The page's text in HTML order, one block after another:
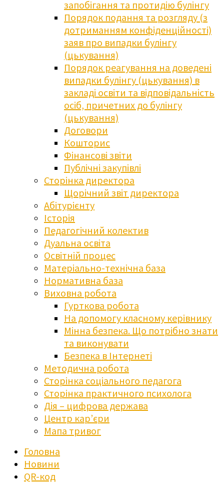
запобігання та протидію булінгу
Порядок подання та розгляду (з
дотриманням конфіденційності)
заяв про випадки булінгу
(цькування)
Порядок реагування на доведені
випадки булінгу (цькування) в
закладі освіти та відповідальність
осіб, причетних до булінгу
(цькування)
Договори
Кошторис
Фінансові звіти
Публічні закупівлі
Сторінка директора
Щорічний звіт директора
Абітурієнту
Історія
Педагогічний колектив
Дуальна освіта
Освітній процес
Матеріально-технічна база
Нормативна база
Виховна робота
Гурткова робота
На допомогу класному керівнику
Мінна безпека. Що потрібно знати
та виконувати
Безпека в Інтернеті
Методична робота
Сторінка соціального педагога
Сторінка практичного психолога
Дія – цифрова держава
Центр кар’єри
Мапа тривог
Головна
Новини
QR-код